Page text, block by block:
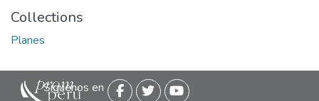
Collections
Planes
Siguenos en